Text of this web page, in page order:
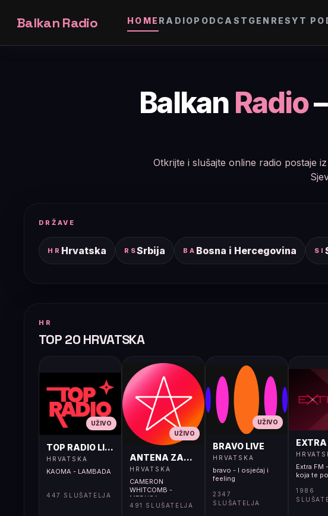
Balkan Radio HOME RADIOPODCAST GENRESYT
Balkan Radio
Otkrijte i slušajte online radio postaje
DRŽAVE
HR Hrvatska RSSrbija BA Bosna i Hercegovina SI
HR
TOP 20 HRVATSKA
UŽIVO
TOP RADIO LIVE
HRVATSKA
KAOMA - LAMBADA
447 SLUŠATELJA
UŽIVO
ANTENA ZAGREB LIVE
HRVATSKA
CAMERON
WHITCOMB -
MEDUSA
491 SLUŠATELJA
UŽIVO
BRAVO LIVE
HRVATSKA
bravo - I osjećaj i
feeling
2347
SLUŠATELJA
EXTRA
Extra FM
koja te
1986